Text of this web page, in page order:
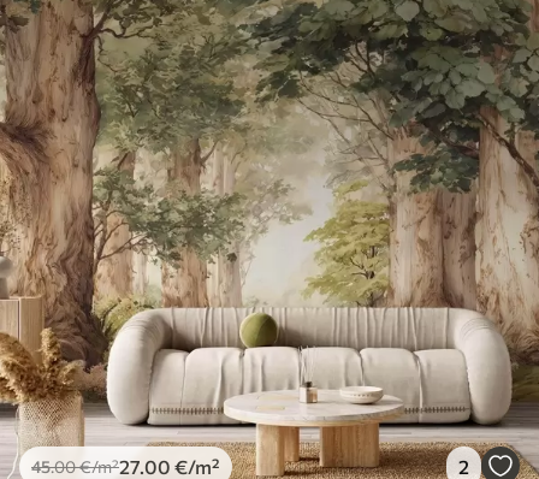
45.00€/m²27 .00 €/m² 2